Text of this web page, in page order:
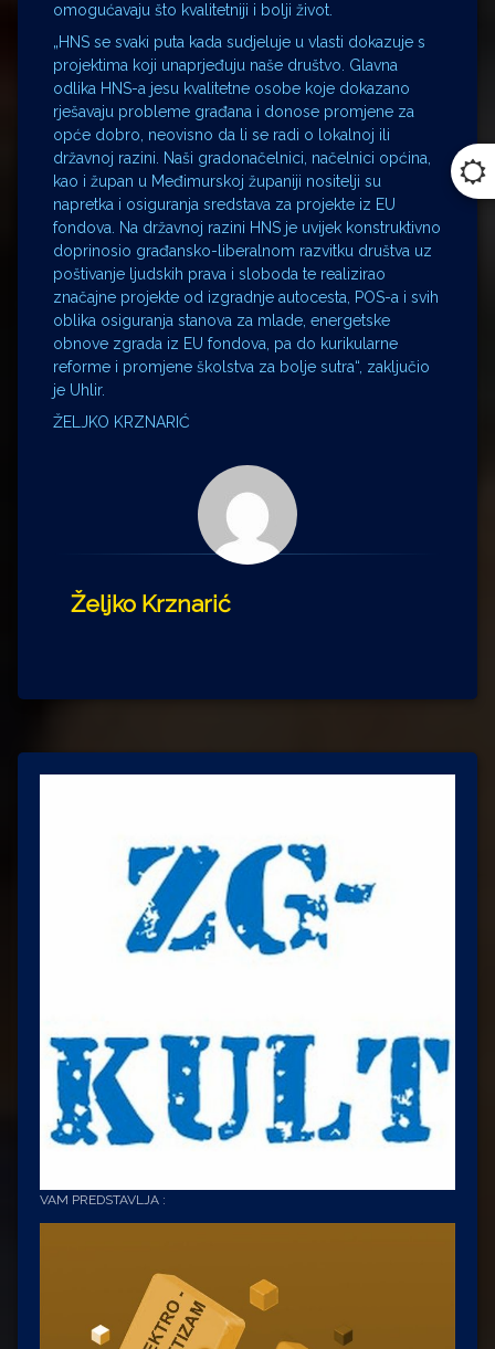
omogućavaju što kvalitetniji i bolji život.
„HNS se svaki puta kada sudjeluje u vlasti dokazuje s
projektima koji unaprjeđuju naše društvo. Glavna
odlika HNS-a jesu kvalitetne osobe koje dokazano
rješavaju probleme građana i donose promjene za
opće dobro, neovisno da li se radi o lokalnoj ili
državnoj razini. Naši gradonačelnici, načelnici općina,
kao i župan u Međimurskoj županiji nositelji su
napretka i osiguranja sredstava za projekte iz EU
fondova. Na državnoj razini HNS je uvijek konstruktivno
doprinosio građansko-liberalnom razvitku društva uz
poštivanje ljudskih prava i sloboda te realizirao
značajne projekte od izgradnje autocesta, POS-a i svih
oblika osiguranja stanova za mlade, energetske
obnove zgrada iz EU fondova, pa do kurikularne
reforme i promjene školstva za bolje sutra“, zaključio
je Uhlir.
ŽELJKO KRZNARIĆ
Željko Krznarić
VAM PREDSTAVLJA :